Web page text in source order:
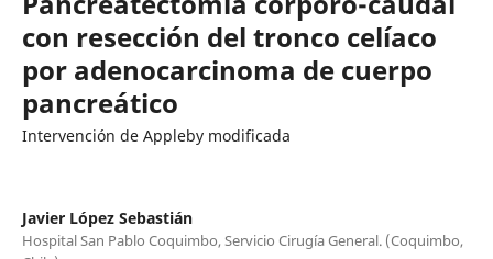
con resección del tronco celíaco
por adenocarcinoma de cuerpo
pancreático
Intervención de Appleby modificada
Javier López Sebastián
Hospital San Pablo Coquimbo, Servicio Cirugía General. (Coquimbo,